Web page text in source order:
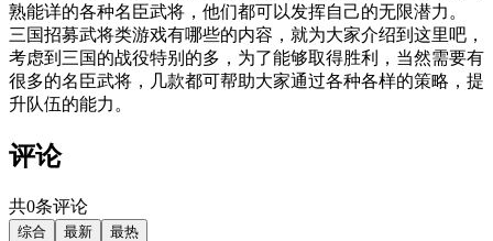
熟能详的各种名臣武将，他们都可以发挥自己的无限潜力。
三国招募武将类游戏有哪些的内容，就为大家介绍到这里吧，
考虑到三国的战役特别的多，为了能够取得胜利，当然需要有
很多的名臣武将，几款都可帮助大家通过各种各样的策略，提
升队伍的能力。
评论
共0条评论
综合 最新 最热